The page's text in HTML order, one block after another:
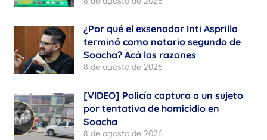
¿Por qué el exsenador Inti Asprilla
terminó como notario segundo de
Soacha? Acá las razones
8 de agosto de 2026
[VIDEO] Policía captura a un sujeto
por tentativa de homicidio en
Soacha
8 de agosto de 2026